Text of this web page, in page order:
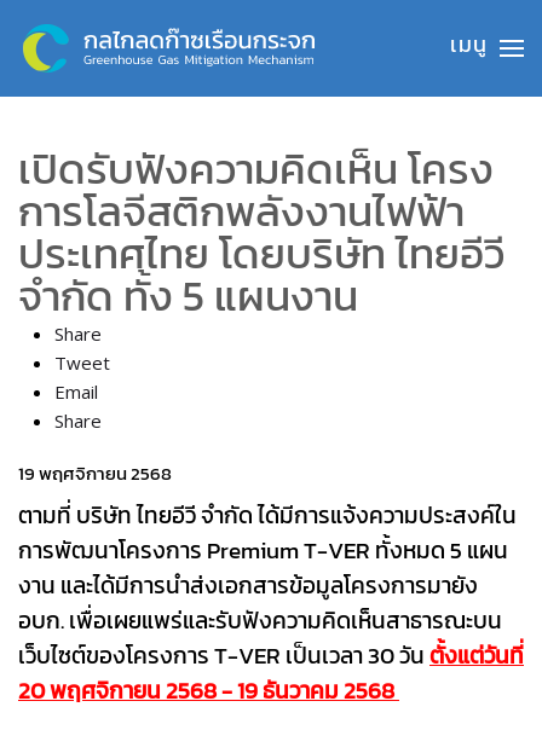
Skip to main content
เปิดรับฟังความคิดเห็น โครง
การโลจีสติกพลังงานไฟฟ้า
ประเทศไทย โดยบริษัท ไทยอีวี
จำกัด ทั้ง 5 แผนงาน
Share
Tweet
Email
Share
19 พฤศจิกายน 2568
ตามที่ บริษัท ไทยอีวี จำกัด ได้มีการแจ้งความประสงค์ใน
การพัฒนาโครงการ Premium T-VER ทั้งหมด 5 แผน
งาน และได้มีการนำส่งเอกสารข้อมูลโครงการมายัง
อบก. เพื่อเผยแพร่และรับฟังความคิดเห็นสาธารณะบน
เว็บไซต์ของโครงการ T-VER เป็นเวลา 30 วันตั้งแต่วันที่
20 พฤศจิกายน 2568 - 19 ธันวาคม 2568